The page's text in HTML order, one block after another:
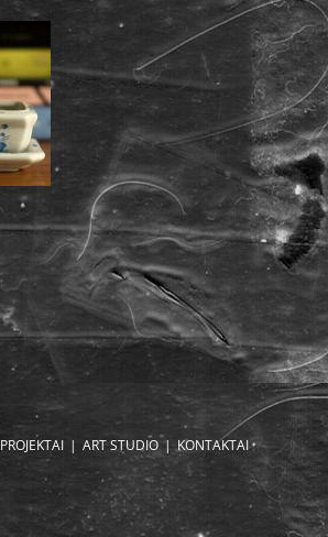
PROJEKTAI ART STUDIO KONTAKTAI